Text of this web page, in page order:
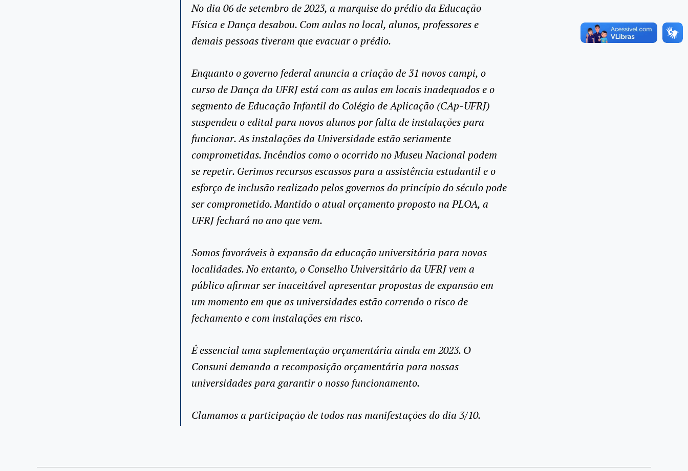
No dia 06 de setembro de 2023, a marquise do prédio da Educação
Física e Dança desabou. Com aulas no local, alunos, professores e
demais pessoas tiveram que evacuar o prédio.
Enquanto o governo federal anuncia a criação de 31 novos campi, o
curso de Dança da UFRJ está com as aulas em locais inadequados e o
segmento de Educação Infantil do Colégio de Aplicação (CAp-UFRJ)
suspendeu o edital para novos alunos por falta de instalações para
funcionar. As instalações da Universidade estão seriamente
comprometidas. Incêndios como o ocorrido no Museu Nacional podem
se repetir. Gerimos recursos escassos para a assistência estudantil e o
esforço de inclusão realizado pelos governos do princípio do século pode
ser comprometido. Mantido o atual orçamento proposto na PLOA, a
UFRJ fechará no ano que vem.
Somos favoráveis à expansão da educação universitária para novas
localidades. No entanto, o Conselho Universitário da UFRJ vem a
público afirmar ser inaceitável apresentar propostas de expansão em
um momento em que as universidades estão correndo o risco de
fechamento e com instalações em risco.
É essencial uma suplementação orçamentária ainda em 2023. O
Consuni demanda a recomposição orçamentária para nossas
universidades para garantir o nosso funcionamento.
Clamamos a participação de todos nas manifestações do dia 3/10.